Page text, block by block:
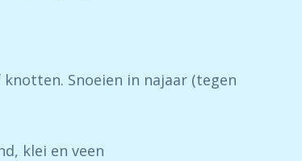
Snoeien in najaar (tegen
klei en veen